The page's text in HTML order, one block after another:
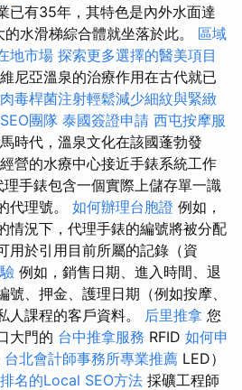
已有35年，其特色是內外水面達
水滑梯綜合體就坐落於此。 區域
地市場 探索更多選擇的醫美項目
尼亞溫泉的治療作用在古代就已
肉毒桿菌注射輕鬆減少細紋與緊緻
團隊 泰國簽證申請 西屯按摩服
時代，溫泉文化在該國蓬勃發
營的水療中心接近手錶系統工作​​
理手錶包含一個實際上儲存單一識
代理號。 如何辦理台胞證 例如，
情況下，代理手錶的編號將被分配
用於引用目前所屬的記錄（資
例如，銷售日期、進入時間、退
號、押金、護理日期（例如按摩、
人課程的客戶資料。 后里推拿 您
大門的 台中推拿服務 RFID 如何申
台北會計師事務所專業推薦 LED）
名的Local SEO方法 採礦工程師